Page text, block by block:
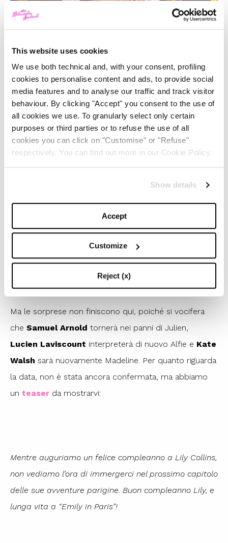
This website uses cookies
We use both technical and, with your consent, profiling
cookies to personalise content and ads, to provide social
media features and to analyse our traffic and track visitor
behaviour. By clicking "Accept" you consent to the use of
all cookies we use. To granularly select only certain
purposes or third parties or to refuse the use of all
cookies you can click on "Customise" or "Refuse"
respectively. You can find out more in our Cookie Policy.
Show details
Accept
Customize
Reject (x)
LONDON, ENGLAND – FEBRUARY 18: Lily Collins
attends the 2024 EE BAFTA Film Awards at The
Royal Festival Hall on February 18, 2024 in London,
England. (Photo by Mike Marsland/WireImage)
1/4
Ma le sorprese non finiscono qui, poiché si vocifera
che Samuel Arnold tornerà nei panni di Julien,
Lucien Laviscount interpreterà di nuovo Alfie e Kate
Walsh sarà nuovamente Madeline. Per quanto riguarda
la data, non è stata ancora confermata, ma abbiamo
un teaser da mostrarvi:
Mentre auguriamo un felice compleanno a Lily Collins,
non vediamo l’ora di immergerci nel prossimo capitolo
delle sue avventure parigine. Buon compleanno Lily, e
lunga vita a “Emily in Paris”!